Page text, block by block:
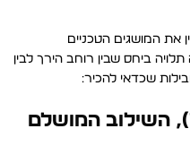
את המושגים הטכניים
ביחס שבין רוחב הירך לבין
שכדאי להכיר:
גזרת טייפר (Tapered), השילוב המושלם